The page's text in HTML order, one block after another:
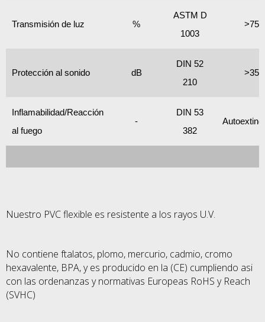
Transmisión de luz %
ASTM D
1003
>75
Protección al sonido dB
DIN 52
210
>35
Inflamabilidad/Reacción
al fuego
-
DIN 53
382
Nuestro PVC flexible es resistente a los rayos U.V.
No contiene ftalatos, plomo, mercurio, cadmio, cromo
hexavalente, BPA, y es producido en la (CE) cumpliendo asi
con las ordenanzas y normativas Europeas RoHS y Reach
(SVHC)